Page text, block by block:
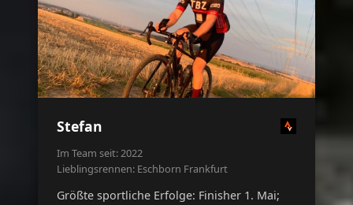
Stefan
Im Team seit: 2022
Lieblingsrennen: Eschborn Frankfurt
Größte sportliche Erfolge: Finisher 1. Mai;